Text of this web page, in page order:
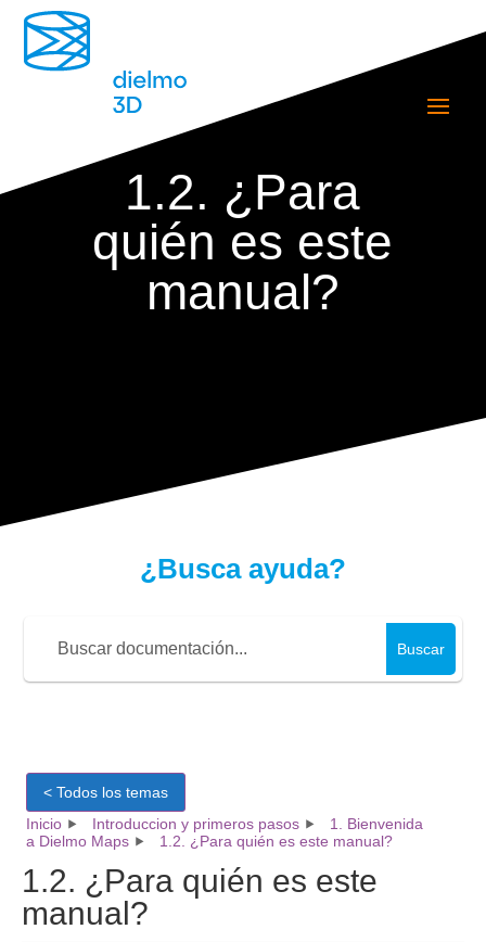
1.2. ¿Para
quién es este
manual?
¿Busca ayuda?
Buscar
< Todos los temas
Inicio
Introduccion y primeros pasos
1. Bienvenida
a Dielmo Maps
1.2. ¿Para quién es este manual?
1.2. ¿Para quién es este
manual?